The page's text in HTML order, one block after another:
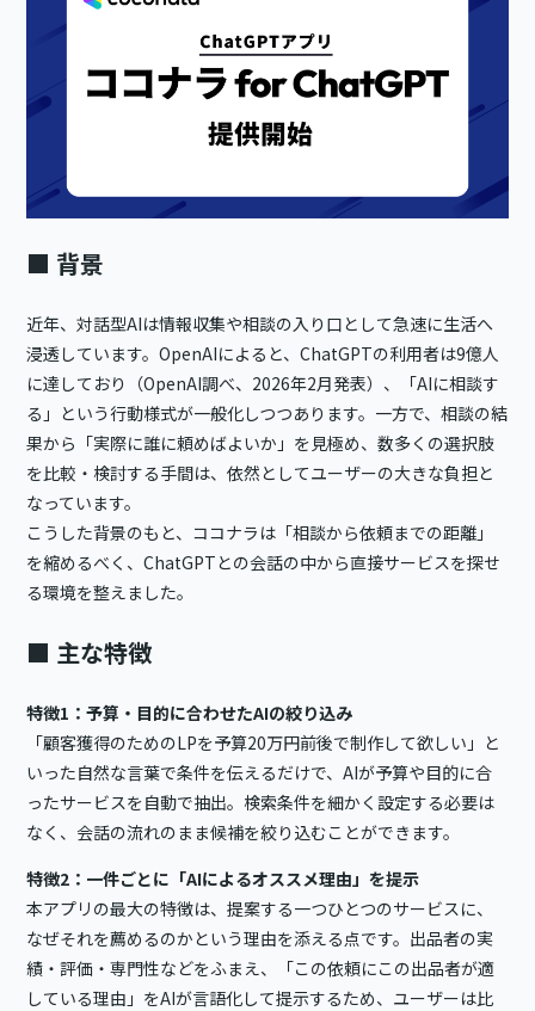
■ 背景
近年、対話型AIは情報収集や相談の入り口として急速に生活へ
浸透しています。OpenAIによると、ChatGPTの利用者は9億人
に達しており（OpenAI調べ、2026年2月発表）、「AIに相談す
る」という行動様式が一般化しつつあります。一方で、相談の結
果から「実際に誰に頼めばよいか」を見極め、数多くの選択肢
を比較・検討する手間は、依然としてユーザーの大きな負担と
なっています。
こうした背景のもと、ココナラは「相談から依頼までの距離」
を縮めるべく、ChatGPTとの会話の中から直接サービスを探せ
る環境を整えました。
■ 主な特徴
特徴1：予算・目的に合わせたAIの絞り込み
「顧客獲得のためのLPを予算20万円前後で制作して欲しい」と
いった自然な言葉で条件を伝えるだけで、AIが予算や目的に合
ったサービスを自動で抽出。検索条件を細かく設定する必要は
なく、会話の流れのまま候補を絞り込むことができます。
特徴2：一件ごとに「AIによるオススメ理由」を提示
本アプリの最大の特徴は、提案する一つひとつのサービスに、
なぜそれを薦めるのかという理由を添える点です。出品者の実
績・評価・専門性などをふまえ、「この依頼にこの出品者が適
している理由」をAIが言語化して提示するため、ユーザーは比